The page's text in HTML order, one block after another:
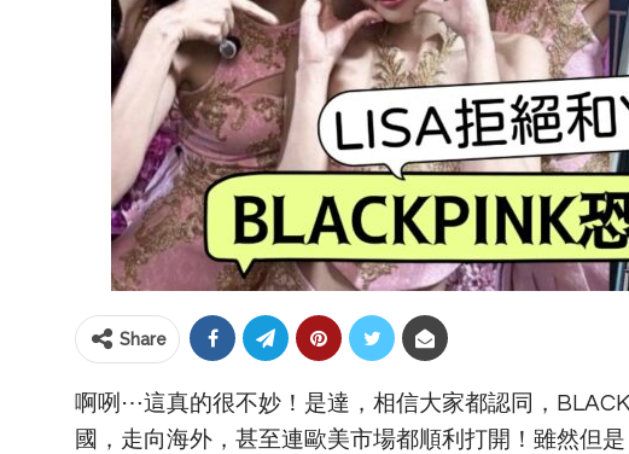
Share
啊咧⋯這真的很不妙！是達，相信大家都認同，
國，走向海外，甚至連歐美市場都順利打開！雖然但